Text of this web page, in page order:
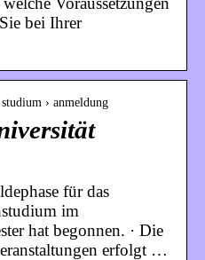
bei Ihrer
› anmeldung
für das
im
hat begonnen. · Die
erfolgt …